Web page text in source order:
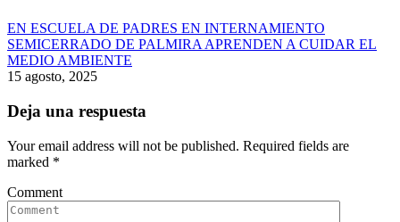
EN ESCUELA DE PADRES EN INTERNAMIENTO
SEMICERRADO DE PALMIRA APRENDEN A CUIDAR EL
MEDIO AMBIENTE
15 agosto, 2025
Deja una respuesta
Your email address will not be published. Required fields are
marked *
Comment